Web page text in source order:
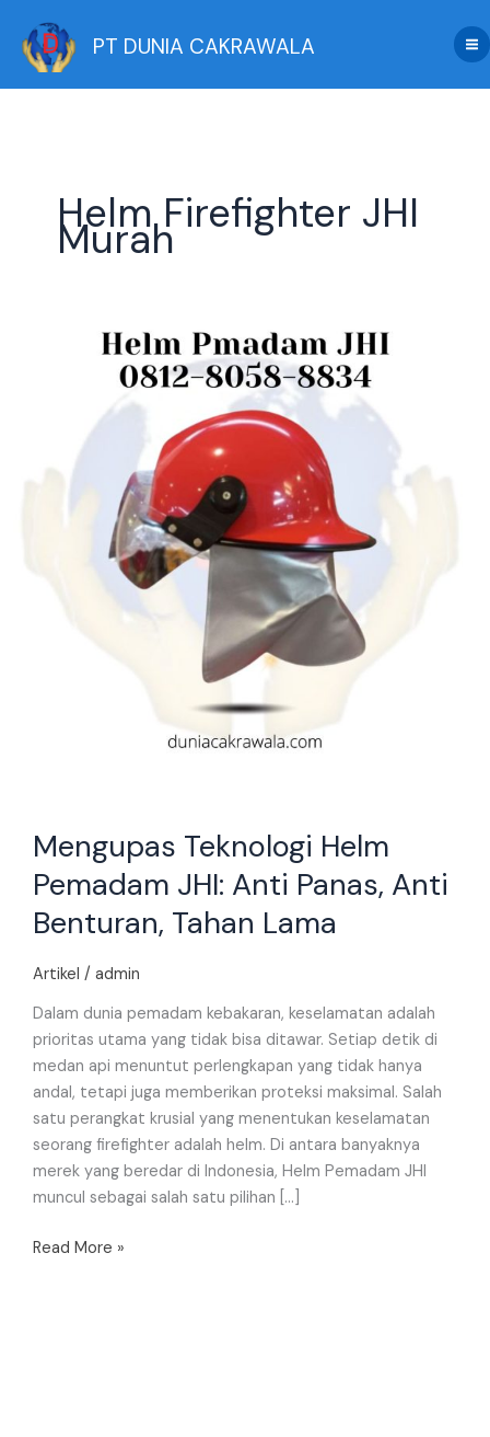
content
PT DUNIA CAKRAWALA
Helm Firefighter JHI
Murah
Mengupas Teknologi Helm
Pemadam JHI: Anti Panas, Anti
Benturan, Tahan Lama
Artikel / admin
Dalam dunia pemadam kebakaran, keselamatan adalah
prioritas utama yang tidak bisa ditawar. Setiap detik di
medan api menuntut perlengkapan yang tidak hanya
andal, tetapi juga memberikan proteksi maksimal. Salah
satu perangkat krusial yang menentukan keselamatan
seorang firefighter adalah helm. Di antara banyaknya
merek yang beredar di Indonesia, Helm Pemadam JHI
muncul sebagai salah satu pilihan […]
Panas,
Read More »